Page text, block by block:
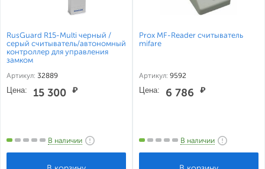
RusGuard R15-Multi черный /
серый считыватель/автономный
контроллер для управления
замком
Артикул: 32889
Цена: 15 300 ₽
В наличии
Prox MF-Reader считыватель
mifare
Артикул: 9592
Цена: 6 786 ₽
В наличии